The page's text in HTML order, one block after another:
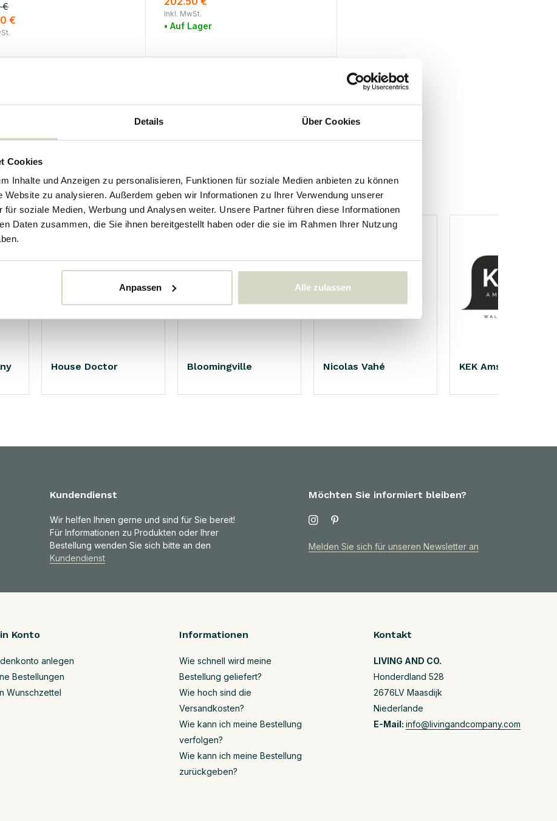
Details Über Cookies
Cookies
Inhalte und Anzeigen zu personalisieren, Funktionen für soziale Medien anbieten zu können
Website zu analysieren. Außerdem geben wir Informationen zu Ihrer Verwendung unserer
für soziale Medien, Werbung und Analysen weiter. Unsere Partner führen diese Informationen
Daten zusammen, die Sie ihnen bereitgestellt haben oder die sie im Rahmen Ihrer Nutzung
Anpassen Alle zulassen
€
€
Inkl. MwSt.
• Auf Lager
House Doctor Bloomingville Nicolas Vahé KEK Amsterdam
Kundendienst
Wir helfen Ihnen gerne und sind für Sie bereit!
Für Informationen zu Produkten oder Ihrer
Bestellung wenden Sie sich bitte an den
Kundendienst
Möchten Sie informiert bleiben?
Melden Sie sich für unseren Newsletter an
Konto
anlegen
Bestellungen
Wunschzettel
Informationen
Wie schnell wird meine
Bestellung geliefert?
Wie hoch sind die
Versandkosten?
Wie kann ich meine Bestellung
verfolgen?
Wie kann ich meine Bestellung
zurückgeben?
Kontakt
LIVING AND CO.
Honderdland 528
2676LV Maasdijk
Niederlande
E-Mail: info@livingandcompany.com